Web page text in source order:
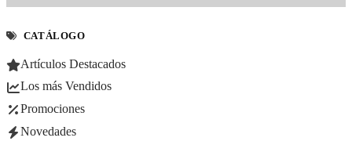
CATÁLOGO
Artículos Destacados
Los más Vendidos
Promociones
Novedades